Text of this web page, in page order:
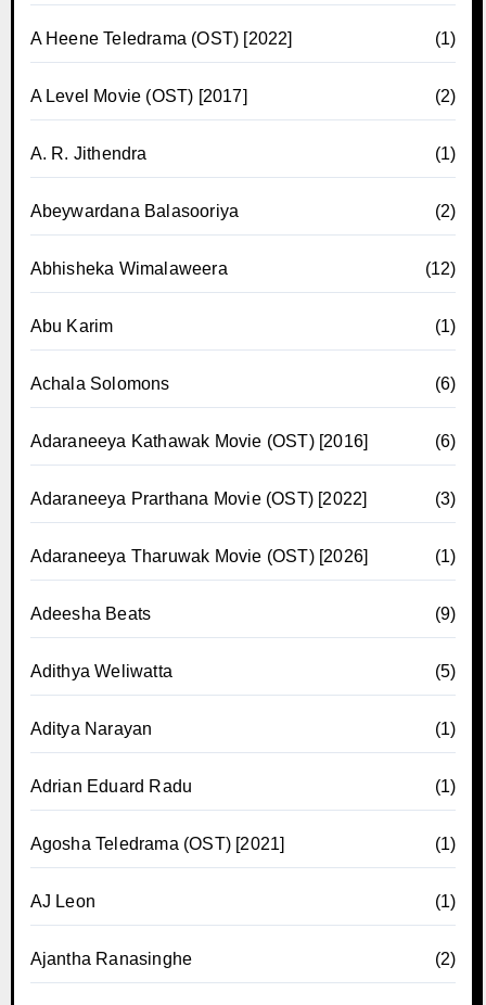
A Heene Teledrama (OST) [2022] (1)
A Level Movie (OST) [2017] (2)
A. R. Jithendra (1)
Abeywardana Balasooriya (2)
Abhisheka Wimalaweera (12)
Abu Karim (1)
Achala Solomons (6)
Adaraneeya Kathawak Movie (OST) [2016] (6)
Adaraneeya Prarthana Movie (OST) [2022] (3)
Adaraneeya Tharuwak Movie (OST) [2026] (1)
Adeesha Beats (9)
Adithya Weliwatta (5)
Aditya Narayan (1)
Adrian Eduard Radu (1)
Agosha Teledrama (OST) [2021] (1)
AJ Leon (1)
Ajantha Ranasinghe (2)